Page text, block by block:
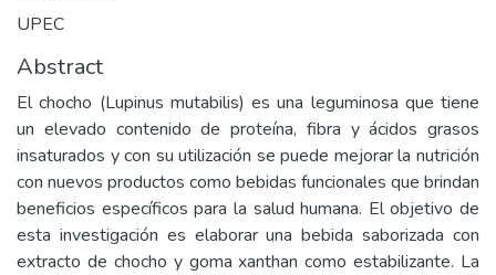
UPEC
Abstract
El chocho (Lupinus mutabilis) es una leguminosa que tiene
un elevado contenido de proteína, fibra y ácidos grasos
insaturados y con su utilización se puede mejorar la nutrición
con nuevos productos como bebidas funcionales que brindan
beneficios específicos para la salud humana. El objetivo de
esta investigación es elaborar una bebida saborizada con
extracto de chocho y goma xanthan como estabilizante. La